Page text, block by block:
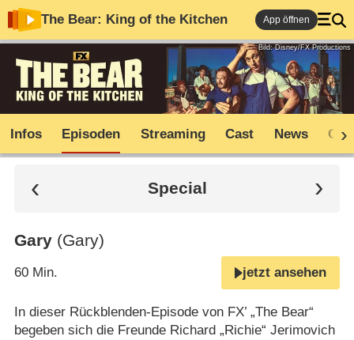
The Bear: King of the Kitchen App öffnen
Bild: Disney/FX Productions
Infos Episoden Streaming Cast News
Special
Gary (Gary)
60 Min. jetzt ansehen
In dieser Rückblenden-Episode von FX’ „The Bear“
begeben sich die Freunde Richard „Richie“ Jerimovich